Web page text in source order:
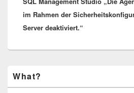
im Rahmen der
Server deaktiviert.“
Seitenleisten-
Widgetbereich
What?